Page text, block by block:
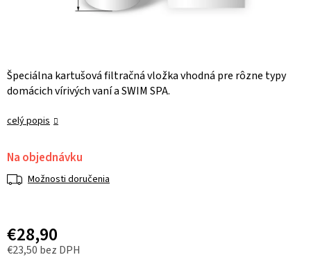
Špeciálna kartušová filtračná vložka vhodná pre rôzne typy
domácich vírivých vaní a SWIM SPA.
celý popis
Na objednávku
Možnosti doručenia
€28,90
€23,50 bez DPH